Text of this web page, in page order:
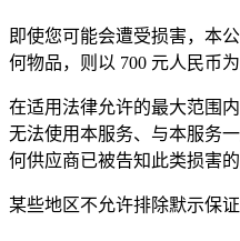
即使您可能会遭受损害，本
何物品，则以 700 元人民币为
在适用法律允许的最大范围
无法使用本服务、与本服务
何供应商已被告知此类损害
某些地区不允许排除默示保